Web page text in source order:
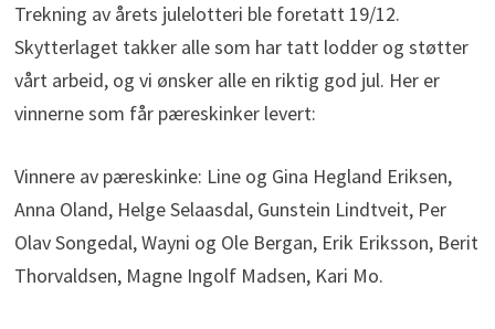
Trekning av årets julelotteri ble foretatt 19/12.
Skytterlaget takker alle som har tatt lodder og støtter
vårt arbeid, og vi ønsker alle en riktig god jul. Her er
vinnerne som får pæreskinker levert:
Vinnere av pæreskinke: Line og Gina Hegland Eriksen,
Anna Oland, Helge Selaasdal, Gunstein Lindtveit, Per
Olav Songedal, Wayni og Ole Bergan, Erik Eriksson, Berit
Thorvaldsen, Magne Ingolf Madsen, Kari Mo.